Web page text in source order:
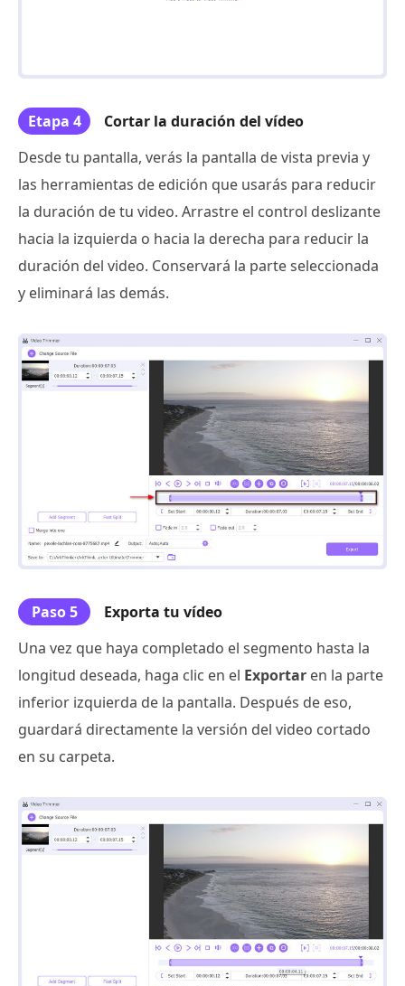
Etapa 4
Cortar la duración del vídeo
Desde tu pantalla, verás la pantalla de vista previa y
las herramientas de edición que usarás para reducir
la duración de tu video. Arrastre el control deslizante
hacia la izquierda o hacia la derecha para reducir la
duración del video. Conservará la parte seleccionada
y eliminará las demás.
Paso 5
Exporta tu vídeo
Una vez que haya completado el segmento hasta la
longitud deseada, haga clic en el Exportar en la parte
inferior izquierda de la pantalla. Después de eso,
guardará directamente la versión del video cortado
en su carpeta.